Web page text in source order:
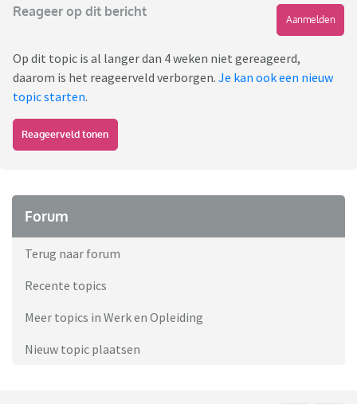
Reageer op dit bericht
Aanmelden
Op dit topic is al langer dan 4 weken niet gereageerd,
daarom is het reageerveld verborgen. Je kan ook een nieuw
topic starten.
Reageerveld tonen
Forum
Terug naar forum
Recente topics
Meer topics in Werk en Opleiding
Nieuw topic plaatsen